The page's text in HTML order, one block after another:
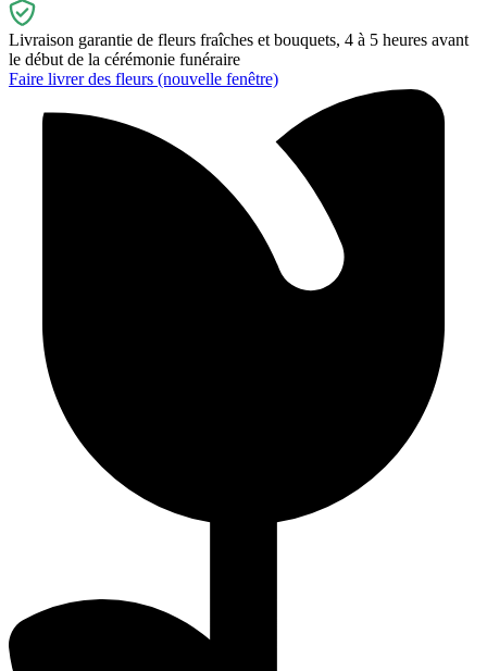
Livraison garantie de fleurs fraîches et bouquets, 4 à 5 heures avant
le début de la cérémonie funéraire
Faire livrer des fleurs (nouvelle fenêtre)